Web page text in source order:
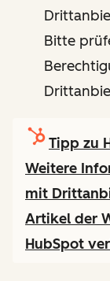
Bitte
Tipp zu
Weitere
mit
Artikel der
HubSpot